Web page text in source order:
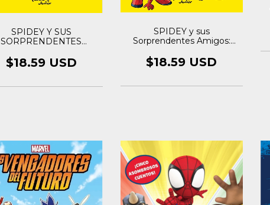
SPIDEY Y SUS
SORPRENDENTES
$18.59 USD
SPIDEY y sus
Sorprendentes Amigos:
$18.59 USD